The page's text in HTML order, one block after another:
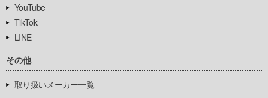
YouTube
TikTok
LINE
その他
取り扱いメーカー一覧